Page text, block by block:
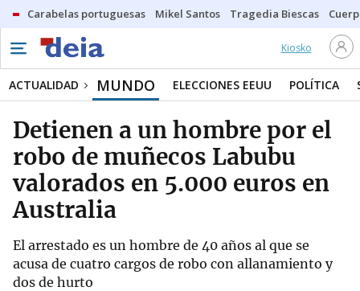
Carabelas portuguesas Mikel Santos Tragedia Biescas
Kiosko
ACTUALIDAD MUNDO ELECCIONES EEUU POLÍTICA
Detienen a un hombre por el
robo de muñecos Labubu
valorados en 5.000 euros en
Australia
El arrestado es un hombre de 40 años al que se
acusa de cuatro cargos de robo con allanamiento y
dos de hurto